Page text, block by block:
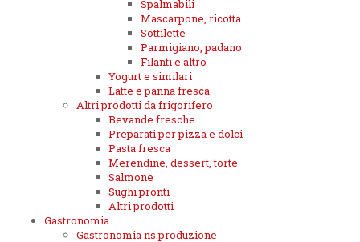
Spalmabili
Mascarpone, ricotta
Sottilette
Parmigiano, padano
Filanti e altro
Yogurt e similari
Latte e panna fresca
Altri prodotti da frigorifero
Bevande fresche
Preparati per pizza e dolci
Pasta fresca
Merendine, dessert, torte
Salmone
Sughi pronti
Altri prodotti
Gastronomia
Gastronomia ns.produzione